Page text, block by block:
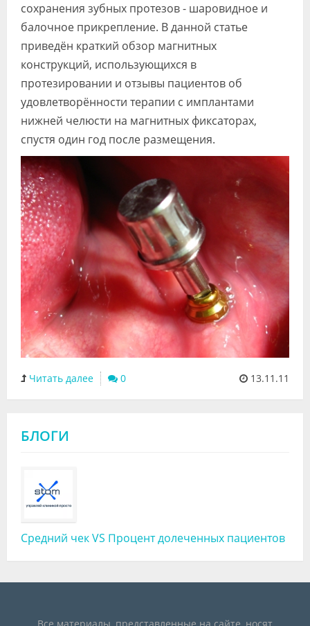
сохранения зубных протезов - шаровидное и
балочное прикрепление. В данной статье
приведён краткий обзор магнитных
конструкций, использующихся в
протезировании и отзывы пациентов об
удовлетворённости терапии с имплантами
нижней челюсти на магнитных фиксаторах,
спустя один год после размещения.
Читать далее 0 13.11.11
БЛОГИ
Средний чек VS Процент долеченных пациентов